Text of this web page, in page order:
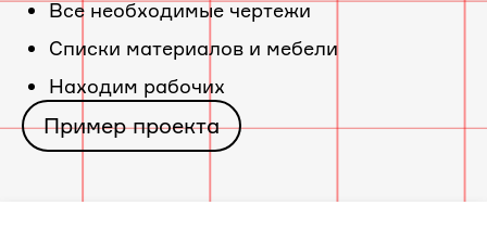
«ЖК
Микрорайон
Новый
город»
Все необходимые чертежи
Cписки материалов и мебели
Находим рабочих
Пример проекта